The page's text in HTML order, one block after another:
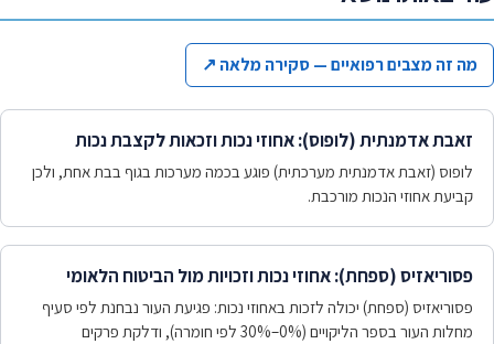
מה זה מצבים רפואיים — סקירה מלאה ↗
זאבת אדמנתית (לופוס): אחוזי נכות וזכאות לקצבת נכות
לופוס (זאבת אדמנתית מערכתית) פוגע בכמה מערכות בגוף בבת אחת, ולכן
קביעת אחוזי הנכות מורכבת.
פסוריאזיס (ספחת): אחוזי נכות וזכויות מול הביטוח הלאומי
פסוריאזיס (ספחת) יכולה לזכות באחוזי נכות: פגיעת העור נבחנת לפי סעיף
מחלות העור בספר הליקויים (0%–30% לפי חומרה), ודלקת פרקים